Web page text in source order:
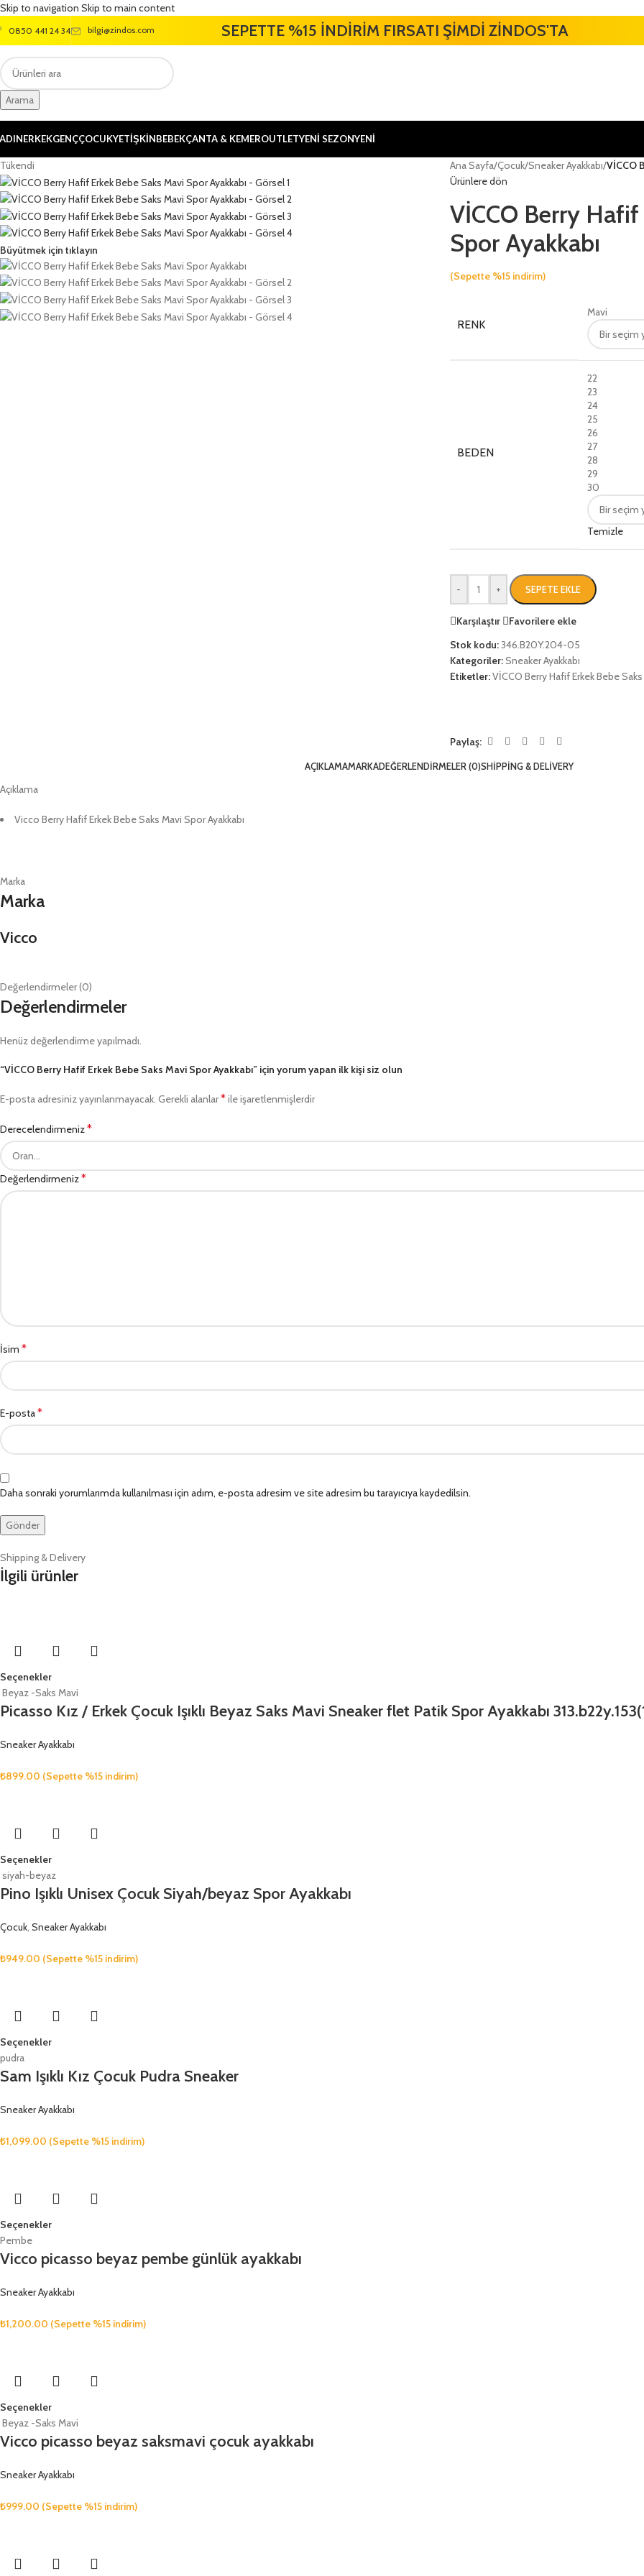
Skip to navigation Skip to main content
0850 441 24 34 bilgi@zindos.com SEPETTE %15 İNDİRİM FIRSATI ŞİMDİ ZİNDOS'TA
Arama
ERKEKGENÇÇOCUKYETİŞKİNBEBEKÇANTA & KEMEROUTLETYENİ SEZONYENİ
Tükendi
Büyütmek için tıklayın
Ana Sayfa/Çocuk/Sneaker Ayakkabı/VİCCO
Ürünlere dön
VİCCO Berry
Spor Ayakkabı
(Sepette %15 indirim)
RENK
Mavi
BEDEN
22
23
24
25
26
27
28
29
30
Temizle
- + SEPETE EKLE
Karşılaştır
Favorilere ekle
Stok kodu:346.B20Y.204-05
Kategoriler:Sneaker Ayakkabı
Etiketler:VİCCO Berry Hafif Erkek Bebe
Paylaş:
AÇIKLAMAMARKADEĞERLENDIRMELER (0)SHIPPING & DELIVERY
Açıklama
Vicco Berry Hafif Erkek Bebe Saks Mavi Spor Ayakkabı
Marka
Marka
Vicco
Değerlendirmeler (0)
Değerlendirmeler
Henüz değerlendirme yapılmadı.
“VİCCO Berry Hafif Erkek Bebe Saks Mavi Spor Ayakkabı” için yorum yapan ilk kişi siz olun
E-posta adresiniz yayınlanmayacak. Gerekli alanlar*ile işaretlenmişlerdir
Derecelendirmeniz*
Değerlendirmeniz*
İsim *
E-posta*
Daha sonraki yorumlarımda kullanılması için adım, e-posta adresim ve site adresim bu tarayıcıya kaydedilsin.
Shipping & Delivery
İlgili ürünler
Seçenekler
Beyaz -Saks Mavi
Picasso Kız / Erkek Çocuk Işıklı Beyaz Saks Mavi Sneaker flet Patik Spor Ayakkabı
Sneaker Ayakkabı
₺899.00 (Sepette %15 indirim)
Seçenekler
siyah-beyaz
Pino Işıklı Unisex Çocuk Siyah/beyaz Spor Ayakkabı
Çocuk, Sneaker Ayakkabı
₺949.00 (Sepette %15 indirim)
Seçenekler
pudra
Sam Işıklı Kız Çocuk Pudra Sneaker
Sneaker Ayakkabı
₺1,099.00 (Sepette %15 indirim)
Seçenekler
Pembe
Vicco picasso beyaz pembe günlük ayakkabı
Sneaker Ayakkabı
₺1,200.00 (Sepette %15 indirim)
Seçenekler
Beyaz -Saks Mavi
Vicco picasso beyaz saksmavi çocuk ayakkabı
Sneaker Ayakkabı
₺999.00 (Sepette %15 indirim)